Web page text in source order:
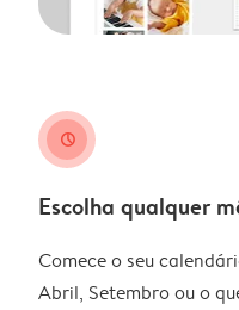
clock
Escolha qualquer
Comece o seu
Abril, Setembro ou o